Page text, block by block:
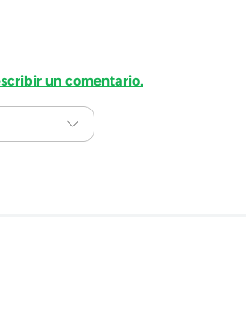
un comentario.